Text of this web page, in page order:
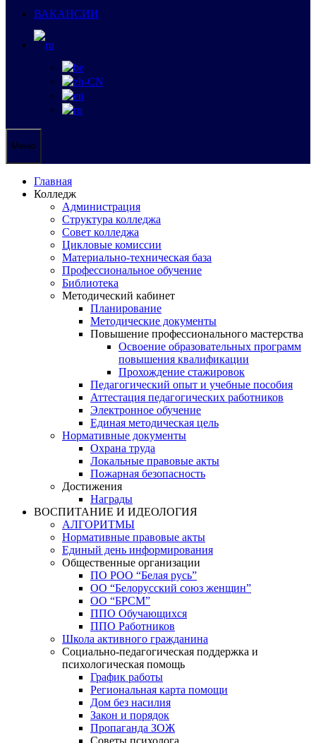
ВАКАНСИИ
Меню
Главная
Колледж
Администрация
Структура колледжа
Совет колледжа
Цикловые комиссии
Материально-техническая база
Профессиональное обучение
Библиотека
Методический кабинет
Планирование
Методические документы
Повышение профессионального мастерства
Освоение образовательных программ
повышения квалификации
Прохождение стажировок
Педагогический опыт и учебные пособия
Аттестация педагогических работников
Электронное обучение
Единая методическая цель
Нормативные документы
Охрана труда
Локальные правовые акты
Пожарная безопасность
Достижения
Награды
ВОСПИТАНИЕ И ИДЕОЛОГИЯ
АЛГОРИТМЫ
Нормативные правовые акты
Единый день информирования
Общественные организации
ПО РОО “Белая русь”
ОО “Белорусский союз женщин”
ОО “БРСМ”
ППО Обучающихся
ППО Работников
Школа активного гражданина
Социально-педагогическая поддержка и
психологическая помощь
График работы
Региональная карта помощи
Дом без насилия
Закон и порядок
Пропаганда ЗОЖ
Советы психолога